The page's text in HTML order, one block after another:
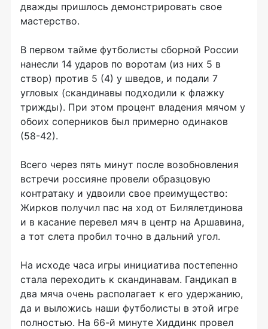
дважды пришлось демонстрировать свое
мастерство.
В первом тайме футболисты сборной России
нанесли 14 ударов по воротам (из них 5 в
створ) против 5 (4) у шведов, и подали 7
угловых (скандинавы подходили к флажку
трижды). При этом процент владения мячом у
обоих соперников был примерно одинаков
(58-42).
Всего через пять минут после возобновления
встречи россияне провели образцовую
контратаку и удвоили свое преимущество:
Жирков получил пас на ход от Билялетдинова
и в касание перевел мяч в центр на Аршавина,
а тот слета пробил точно в дальний угол.
На исходе часа игры инициатива постепенно
стала переходить к скандинавам. Гандикап в
два мяча очень располагает к его удержанию,
да и выложись наши футболисты в этой игре
полностью. На 66-й минуте Хиддинк провел